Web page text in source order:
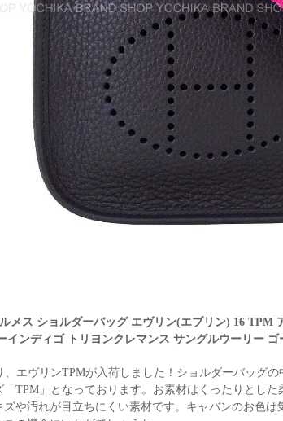
メス ショルダーバッグ エヴリン(エブリン) 16 TPM
インディゴ トリヨンクレマンス サングルウーリー
、エヴリンTPMが入荷しました！ショルダーバッグ
「TPM」となっております。お素材はくったりとし
ズや汚れが目立ちにくい素材です。キャバンのお色